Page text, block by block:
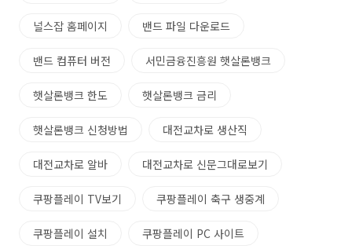
널스잡 홈페이지 밴드 파일 다운로드
밴드 컴퓨터 버전 서민금융진흥원 햇살론뱅크
햇살론뱅크 한도 햇살론뱅크 금리
햇살론뱅크 신청방법 대전교차로 생산직
대전교차로 알바 대전교차로 신문그대로보기
쿠팡플레이 TV보기 쿠팡플레이 축구 생중계
쿠팡플레이 설치 쿠팡플레이 PC 사이트